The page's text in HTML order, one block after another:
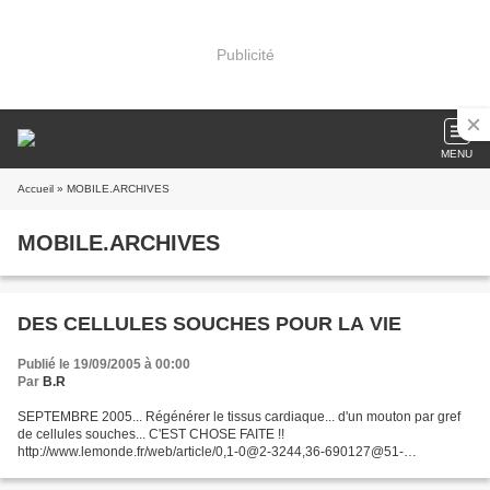
Publicité
MENU
Accueil » MOBILE.ARCHIVES
MOBILE.ARCHIVES
DES CELLULES SOUCHES POUR LA VIE
Publié le 19/09/2005 à 00:00
Par B.R
SEPTEMBRE 2005... Régénérer le tissus cardiaque... d'un mouton par gref
de cellules souches... C'EST CHOSE FAITE !!
http://www.lemonde.fr/web/article/0,1-0@2-3244,36-690127@51-